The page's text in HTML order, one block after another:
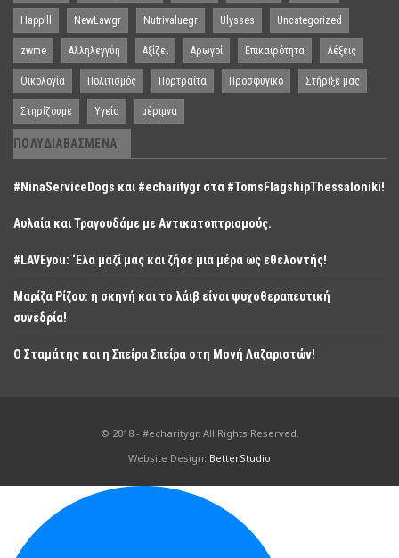
Happill NewLawgr Nutrivaluegr Ulysses Uncategorized
zwme Αλληλεγγύη Αξίζει Αρωγοί Επικαιρότητα Λέξεις
Οικολογία Πολιτισμός Πορτραίτα Προσφυγικό Στήριξέ μας
Στηρίζουμε Υγεία μέριμνα
ΠΟΛΥΔΙΑΒΑΣΜΈΝΑ
#NinaServiceDogs και #echaritygr στα #TomsFlagshipThessaloniki!
Αυλαία και Τραγουδάμε με Αντικατοπτρισμούς.
#LAVEyou: ‘Ελα μαζί μας και ζήσε μια μέρα ως εθελοντής!
Μαρίζα Ρίζου: η σκηνή και το λάιβ είναι ψυχοθεραπευτική
συνεδρία!
Ο Σταμάτης και η Σπείρα Σπείρα στη Μονή Λαζαριστών!
© 2018 - #echaritygr. All Rights Reserved.
Website Design: BetterStudio